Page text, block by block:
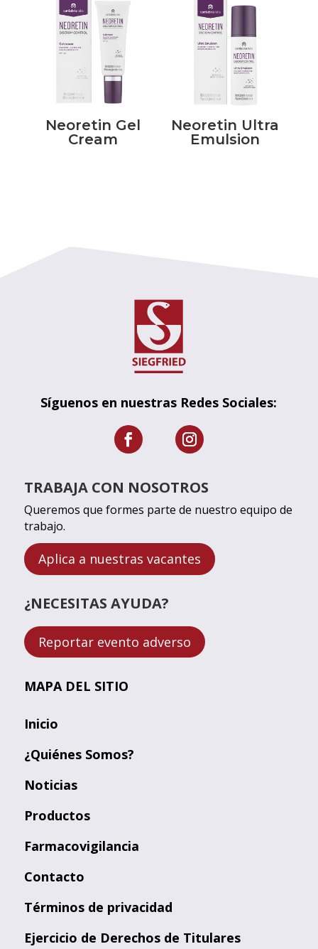
Neoretin Gel
Cream
Neoretin Ultra
Emulsion
Síguenos en nuestras Redes Sociales:
TRABAJA CON NOSOTROS
Queremos que formes parte de nuestro equipo de
trabajo.
Aplica a nuestras vacantes
¿NECESITAS AYUDA?
Reportar evento adverso
MAPA DEL SITIO
Inicio
¿Quiénes Somos?
Noticias
Productos
Farmacovigilancia
Contacto
Términos de privacidad
Ejercicio de Derechos de Titulares